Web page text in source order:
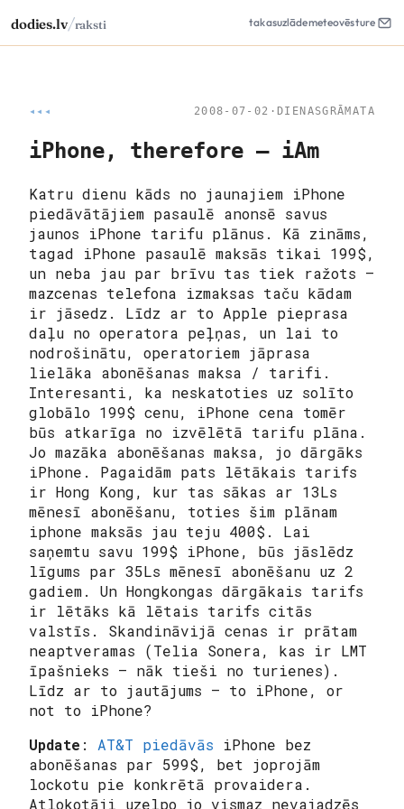
dodies.lv/raksti takasuzlādemeteovēsture
◂◂◂ 2008-07-02 · DIENASGRĀMATA
iPhone, therefore – iAm
Katru dienu kāds no jaunajiem iPhone
piedāvātājiem pasaulē anonsē savus
jaunos iPhone tarifu plānus. Kā zināms,
tagad iPhone pasaulē maksās tikai 199$,
un neba jau par brīvu tas tiek ražots –
mazcenas telefona izmaksas taču kādam
ir jāsedz. Līdz ar to Apple pieprasa
daļu no operatora peļņas, un lai to
nodrošinātu, operatoriem jāprasa
lielāka abonēšanas maksa / tarifi.
Interesanti, ka neskatoties uz solīto
globālo 199$ cenu, iPhone cena tomēr
būs atkarīga no izvēlētā tarifu plāna.
Jo mazāka abonēšanas maksa, jo dārgāks
iPhone. Pagaidām pats lētākais tarifs
ir Hong Kong, kur tas sākas ar 13Ls
mēnesī abonēšanu, toties šim plānam
iphone maksās jau teju 400$. Lai
saņemtu savu 199$ iPhone, būs jāslēdz
līgums par 35Ls mēnesī abonēšanu uz 2
gadiem. Un Hongkongas dārgākais tarifs
ir lētāks kā lētais tarifs citās
valstīs. Skandināvijā cenas ir prātam
neaptveramas (Telia Sonera, kas ir LMT
īpašnieks – nāk tieši no turienes).
Līdz ar to jautājums – to iPhone, or
not to iPhone?
Update : AT&T piedāvās iPhone bez
abonēšanas par 599$, bet joprojām
lockotu pie konkrētā provaidera.
Atlokotāji uzelpo jo vismaz nevajadzēs